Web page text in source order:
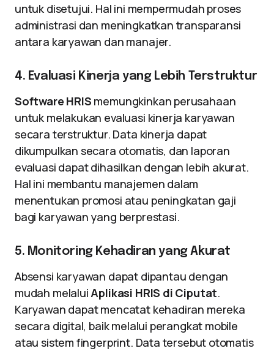
untuk disetujui. Hal ini mempermudah proses
administrasi dan meningkatkan transparansi
antara karyawan dan manajer.
4. Evaluasi Kinerja yang Lebih Terstruktur
Software HRIS memungkinkan perusahaan
untuk melakukan evaluasi kinerja karyawan
secara terstruktur. Data kinerja dapat
dikumpulkan secara otomatis, dan laporan
evaluasi dapat dihasilkan dengan lebih akurat.
Hal ini membantu manajemen dalam
menentukan promosi atau peningkatan gaji
bagi karyawan yang berprestasi.
5. Monitoring Kehadiran yang Akurat
Absensi karyawan dapat dipantau dengan
mudah melaluiAplikasi HRIS di Ciputat.
Karyawan dapat mencatat kehadiran mereka
secara digital, baik melalui perangkat mobile
atau sistem fingerprint. Data tersebut otomatis